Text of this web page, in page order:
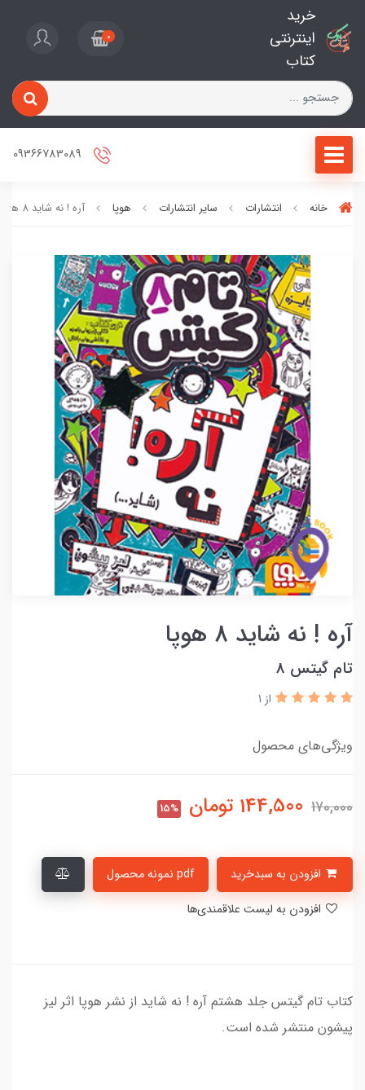
خرید
اینترنتی
کتاب
0
خانه انتشارات سایر انتشارات هوپا آره ! نه شاید 8 هوپا
آره ! نه شاید 8 هوپا
تام گیتس 8
از 1
ویژگی‌های محصول
170,000
144,500 تومان 15%
pdf نمونه محصول
کتاب تام گیتس جلد هشتم آره ! نه شاید از نشر هوپا اثر لیز
پیشون منتشر شده است.